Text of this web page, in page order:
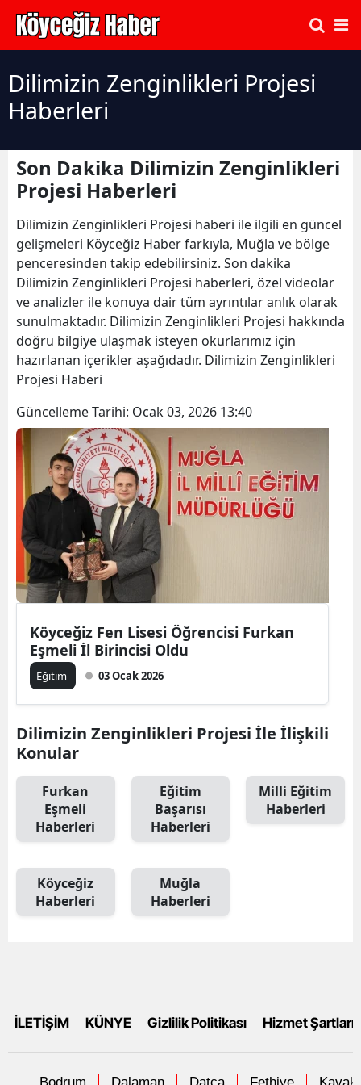
Dilimizin Zenginlikleri Projesi
Haberleri
Son Dakika Dilimizin Zenginlikleri
Projesi Haberleri
Dilimizin Zenginlikleri Projesi haberi ile ilgili en güncel
gelişmeleri Köyceğiz Haber farkıyla, Muğla ve bölge
penceresinden takip edebilirsiniz. Son dakika
Dilimizin Zenginlikleri Projesi haberleri, özel videolar
ve analizler ile konuya dair tüm ayrıntılar anlık olarak
sunulmaktadır. Dilimizin Zenginlikleri Projesi hakkında
doğru bilgiye ulaşmak isteyen okurlarımız için
hazırlanan içerikler aşağıdadır. Dilimizin Zenginlikleri
Projesi Haberi
Güncelleme Tarihi: Ocak 03, 2026 13:40
Köyceğiz Fen Lisesi Öğrencisi Furkan
Eşmeli İl Birincisi Oldu
Eğitim 03 Ocak 2026
Dilimizin Zenginlikleri Projesi İle İlişkili
Konular
Furkan
Eşmeli
Haberleri
Eğitim
Başarısı
Haberleri
Milli Eğitim
Haberleri
Köyceğiz
Haberleri
Muğla
Haberleri
İLETİŞİM KÜNYE Gizlilik Politikası Hizmet Şartları
Bodrum Dalaman Datça Fethiye